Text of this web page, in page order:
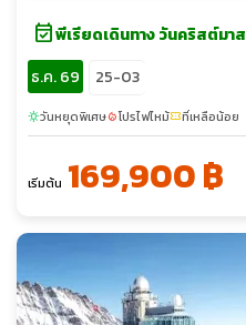
event_availableพีเรียดเดินทาง วันคริสต์มาส
ธ.ค. 69
25-03
sunnyวันหยุดพิเศษlocal_fire_departmentโปรไฟไหม้confirmation_numberที่เหลือน้อย
เริ่มต้น 169,900 ฿